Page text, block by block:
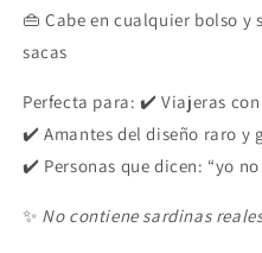
👜 Cabe en cualquier bolso y
sacas
Perfecta para: ✔️ Viajeras
✔️ Amantes del diseño raro y
✔️ Personas que dicen: “yo
✨ No contiene sardinas